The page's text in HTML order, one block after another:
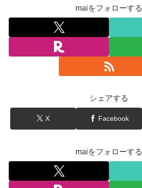
maiをフォローする
シェアする
X Facebook
maiをフォローする